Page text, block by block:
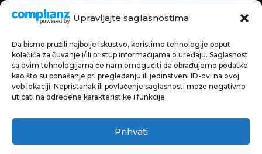
Upravljajte saglasnostima
Da bismo pružili najbolje iskustvo, koristimo tehnologije poput
kolačića za čuvanje i/ili pristup informacijama o uređaju. Saglasnost
sa ovim tehnologijama će nam omogućiti da obrađujemo podatke
kao što su ponašanje pri pregledanju ili jedinstveni ID-ovi na ovoj
veb lokaciji. Nepristanak ili povlačenje saglasnosti može negativno
uticati na određene karakteristike i funkcije.
Prihvati
HOME
SHOPPING
NEWS
ENTERTAINMENT